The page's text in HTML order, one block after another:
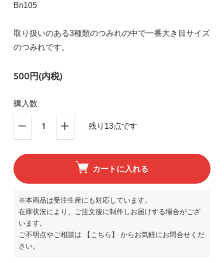
Bn105
取り扱いのある3種類のつみれの中で一番大き目サイズ
のつみれです。
500円(内税)
購入数
残り13点です
カートに入れる
※本商品は受注生産にも対応しています。
在庫状況により、ご注文後に制作しお届けする場合がござ
います。
ご不明点やご相談は
【こちら】
からお気軽にお問合せくだ
さい。